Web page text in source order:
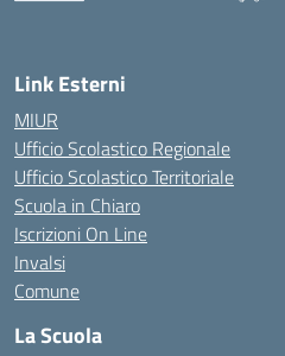
Link Esterni
MIUR
Ufficio Scolastico Regionale
Ufficio Scolastico Territoriale
Scuola in Chiaro
Iscrizioni On Line
Invalsi
Comune
La Scuola